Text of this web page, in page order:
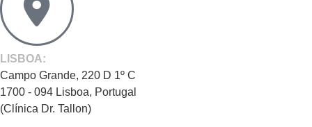
LISBOA:
Campo Grande, 220 D 1º C
1700 - 094 Lisboa, Portugal
(Clínica Dr. Tallon)